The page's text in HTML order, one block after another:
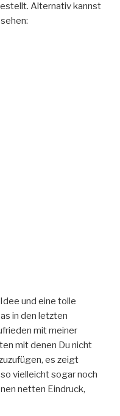
Alternativ kannst
und eine tolle
in den letzten
mit meiner
mit denen Du nicht
es zeigt
vielleicht sogar noch
netten Eindruck,